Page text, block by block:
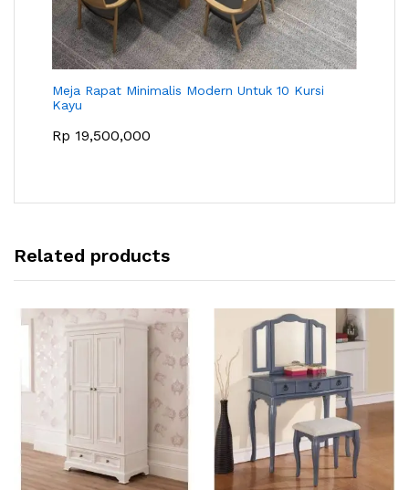
Meja Rapat Minimalis Modern Untuk 10 Kursi
Kayu
Rp 19,500,000
Related products